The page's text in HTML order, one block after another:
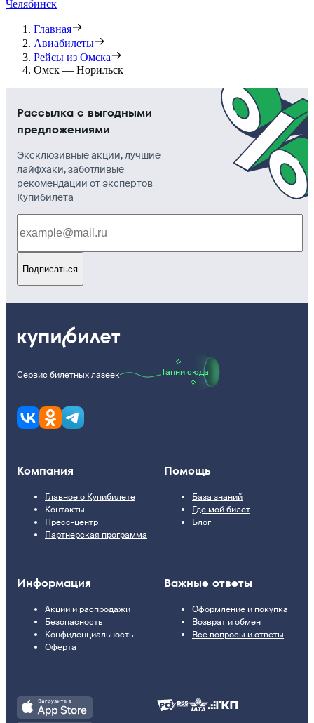
Челябинск
Главная
Авиабилеты
Рейсы из Омска
Омск — Норильск
Рассылка с выгодными
предложениями
Эксклюзивные акции, лучшие
лайфхаки, заботливые
рекомендации от экспертов
Купибилета
Подписаться
Сервис билетных лазеек Тапни сюда
Компания
Главное о Купибилете
Контакты
Пресс-центр
Партнерская программа
Помощь
База знаний
Где мой билет
Блог
Информация
Акции и распродажи
Безопасность
Конфиденциальность
Оферта
Важные ответы
Оформление и покупка
Возврат и обмен
Все вопросы и ответы